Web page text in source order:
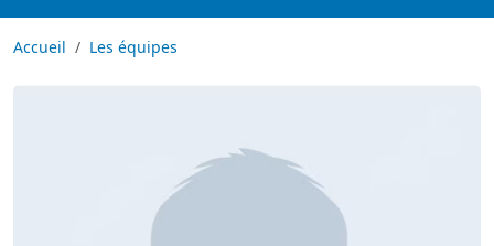
Accueil Les équipes